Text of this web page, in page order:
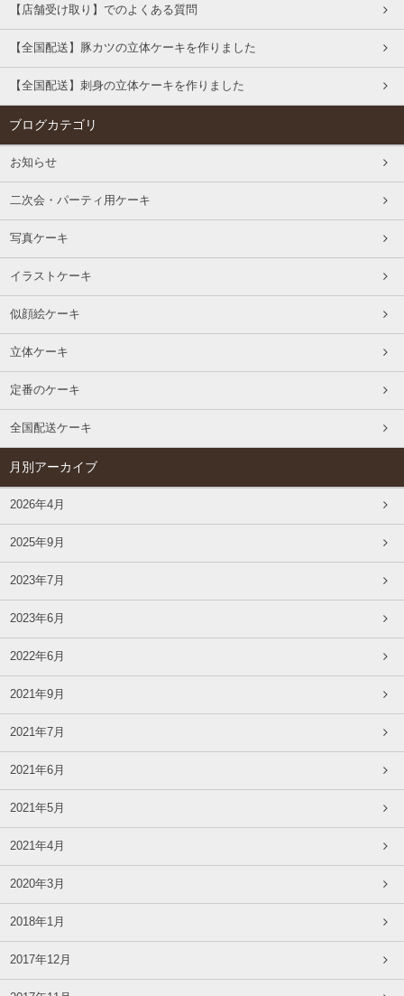
【店舗受け取り】でのよくある質問
【全国配送】豚カツの立体ケーキを作りました
【全国配送】刺身の立体ケーキを作りました
ブログカテゴリ
お知らせ
二次会・パーティ用ケーキ
写真ケーキ
イラストケーキ
似顔絵ケーキ
立体ケーキ
定番のケーキ
全国配送ケーキ
月別アーカイブ
2026年4月
2025年9月
2023年7月
2023年6月
2022年6月
2021年9月
2021年7月
2021年6月
2021年5月
2021年4月
2020年3月
2018年1月
2017年12月